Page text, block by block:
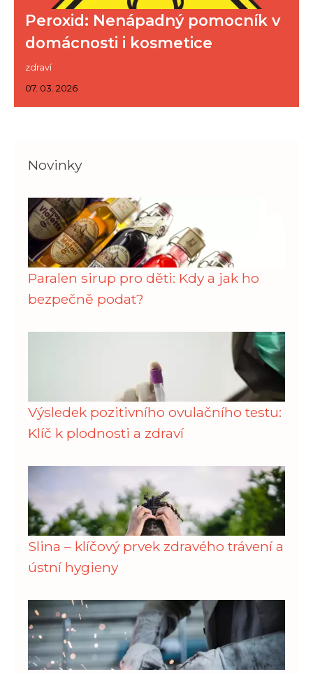
Peroxid: Nenápadný pomocník v
domácnosti i kosmetice
zdraví
07. 03. 2026
Novinky
Paralen sirup pro děti: Kdy a jak ho
bezpečně podat?
Výsledek pozitivního ovulačního testu:
Klíč k plodnosti a zdraví
Slina – klíčový prvek zdravého trávení a
ústní hygieny